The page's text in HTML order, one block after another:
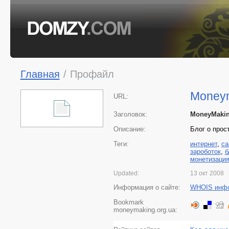
Главная / Профайл
URL:
Заголовок:
Описание:
Блог о
Теги:
интернет,
зароботок,
монетизация
Updated: 13 окт 2008
Информация о сайте:
WHOIS
Bookmark
moneymaking.org.ua: